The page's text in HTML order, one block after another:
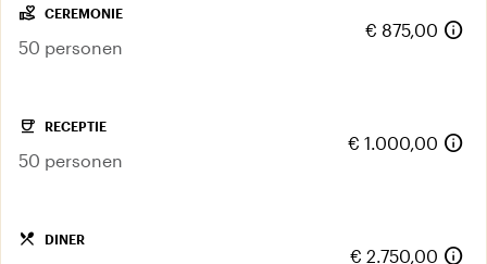
volunteer_activism CEREMONIE
50 personen
€ 875,00 info
coffee RECEPTIE
50 personen
€ 1.000,00 info
local_dining DINER
€ 2.750,00 info